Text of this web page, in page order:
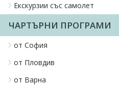
Екскурзии със самолет
ЧАРТЪРНИ ПРОГРАМИ
от София
от Пловдив
от Варна